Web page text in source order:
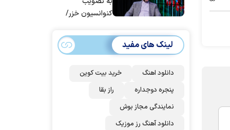
کنوانسیون خزر/
می‌شود؟!
لینک های مفید
دانلود اهنگ
خرید بیت کوین
پنجره دوجداره
راز بقا
نمایندگی مجاز بوش
دانلود آهنگ رز‌ موزیک